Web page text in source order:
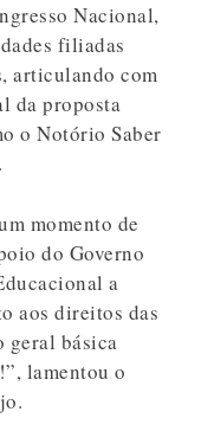
Nacional,
filiadas
articulando com
da proposta
o Notório Saber
momento de
do Governo
a
aos direitos das
geral básica
lamentou o